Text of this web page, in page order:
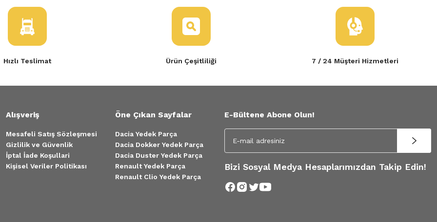
Hızlı Teslimat Ürün Çeşitliliği 7 / 24 Müşteri Hizmetleri
Alışveriş
Mesafeli Satış Sözleşmesi
Gizlilik ve Güvenlik
İptal İade Koşullari
Kişisel Veriler Politikası
Öne Çıkan Sayfalar
Dacia Yedek Parça
Dacia Dokker Yedek Parça
Dacia Duster Yedek Parça
Renault Yedek Parça
Renault Clio Yedek Parça
E-Bültene Abone Olun!
Bizi Sosyal Medya Hesaplarımızdan Takip Edin!